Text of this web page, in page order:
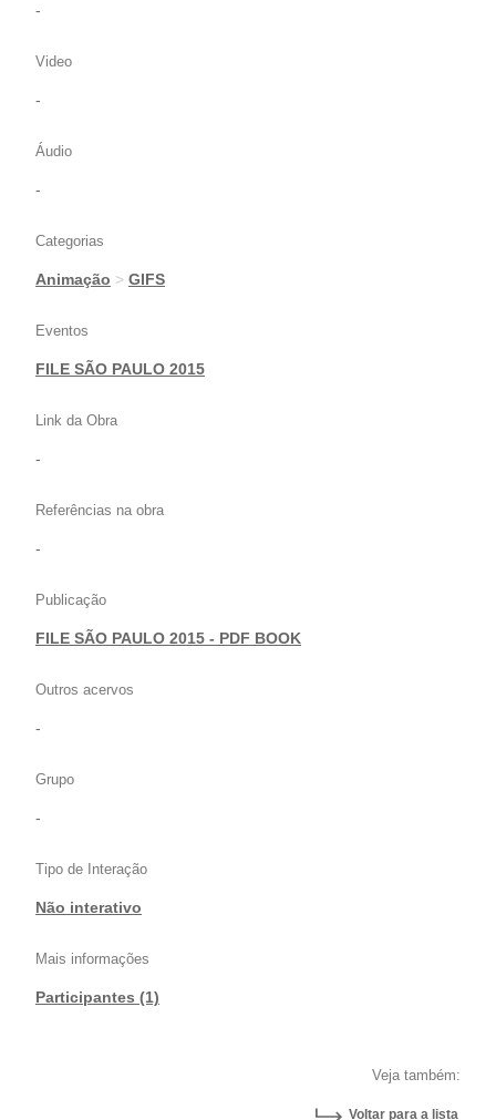
-
Video
-
Áudio
-
Categorias
Animação > GIFS
Eventos
FILE SÃO PAULO 2015
Link da Obra
-
Referências na obra
-
Publicação
FILE SÃO PAULO 2015 - PDF BOOK
Outros acervos
-
Grupo
-
Tipo de Interação
Não interativo
Mais informações
Participantes (1)
Veja também:
Voltar para a lista